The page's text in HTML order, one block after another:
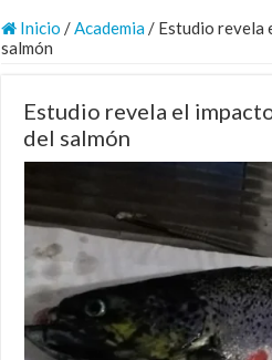
Inicio / Academia / Estudio revela
salmón
Estudio revela el
del salmón